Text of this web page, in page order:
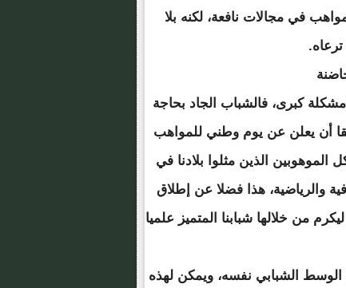
في مجالات نافعة، لكنه بلا
مشكلة كبرى، فالشباب الجاد بحاجة
أن يعلن عن يوم وطني للمواهب
الذين مثلوا بلادنا في
والرياضية، هذا فضلا عن إطلاق
من خلالها شبابنا المتميز علميا
الشبابي نفسه، ويمكن لهذه